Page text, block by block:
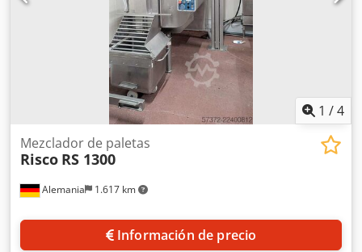
1 /4
Alemania 1.617 km
Mezclador de paletas
Risco RS 1300
Información de precio